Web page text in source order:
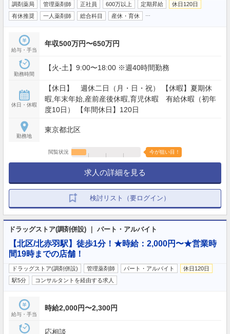
調剤薬局 管理薬剤師 正社員 600万以上 定期昇給
休日120日
有休推奨
一人薬剤師 総合科目 産休・育休
給与・手当
年収500万円〜650万円
勤務時間
【火-土】9:00〜18:00 ※週40時間勤務
休日・休暇
【休日】 週休二日（月・日・祝） 【休暇】夏期休
暇,年末年始,産前産後休暇,育児休暇 有給休暇（初年
度10日） 【年間休日】120日
勤務地
東京都北区
閲覧状況 今が狙い目！
求人の詳細を見る
検討リスト（要ログイン）
ドラッグストア(調剤併設) ｜ パート・アルバイト
【北区/北赤羽駅】徒歩1分！★時給：2,000円〜★営業時
間19時までの店舗！
ドラッグストア(調剤併設) 管理薬剤師 パート・アルバイト
休日120日
駅5分
コンサルタントを経由する求人
給与・手当
時給2,000円〜2,300円
応相談